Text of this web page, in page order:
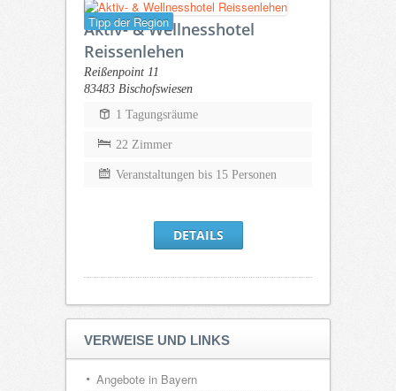
Tipp der Region
Aktiv- & Wellnesshotel
Reissenlehen
Reißenpoint 11
83483 Bischofswiesen
1 Tagungsräume
22 Zimmer
Veranstaltungen bis 15 Personen
DETAILS
VERWEISE UND LINKS
Angebote in Bayern